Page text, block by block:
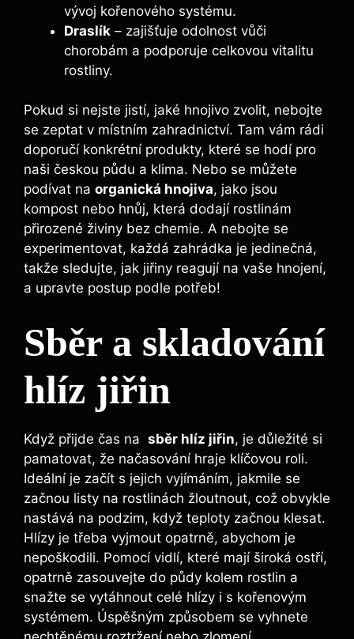
vývoj kořenového systému.
Draslík – zajišťuje odolnost vůči
chorobám a podporuje celkovou vitalitu
rostliny.
Pokud si nejste jistí, jaké hnojivo zvolit,‍ nebojte
se zeptat v místním zahradnictví. Tam vám rádi
doporučí konkrétní produkty,​ které se hodí pro‌
naši českou půdu a ‍klima. Nebo se můžete
podívat na organická hnojiva, ‌jako jsou
kompost nebo hnůj, která dodají rostlinám
přirozené živiny bez⁤ chemie. A nebojte se
experimentovat, každá zahrádka je jedinečná,
takže sledujte, jak⁢ jiřiny reagují na vaše hnojení,
a upravte postup podle potřeb!
Sběr a skladování
hlíz jiřin
Když přijde čas na ⁢ sběr hlíz jiřin, je důležité si
pamatovat, že načasování hraje klíčovou roli.
Ideální je začít s jejich ‍vyjímáním, jakmile ⁣se
začnou listy ‍na rostlinách žloutnout, což obvykle
nastává na podzim, když teploty začnou klesat.
Hlízy​ je třeba vyjmout opatrně, abychom ‍je
nepoškodili. Pomocí vidlí, které⁢ mají široká ⁢ostří,
opatrně⁤ zasouvejte do ⁣půdy kolem rostlin a
⁢snažte se vytáhnout⁤ celé hlízy i s kořenovým
⁤systémem. Úspěšným‌ způsobem​ se vyhnete